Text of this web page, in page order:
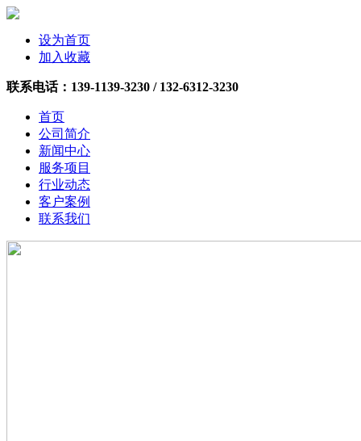
设为首页
加入收藏
联系电话： 139-1139-3230 / 132-6312-3230
首页
公司简介
新闻中心
服务项目
行业动态
客户案例
联系我们